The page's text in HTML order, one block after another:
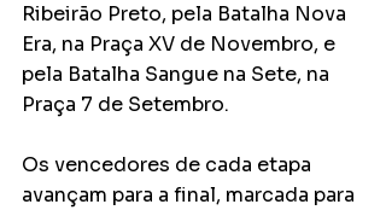
Ribeirão Preto, pela Batalha Nova
Era, na Praça XV de Novembro, e
pela Batalha Sangue na Sete, na
Praça 7 de Setembro.
Os vencedores de cada etapa
avançam para a final, marcada para